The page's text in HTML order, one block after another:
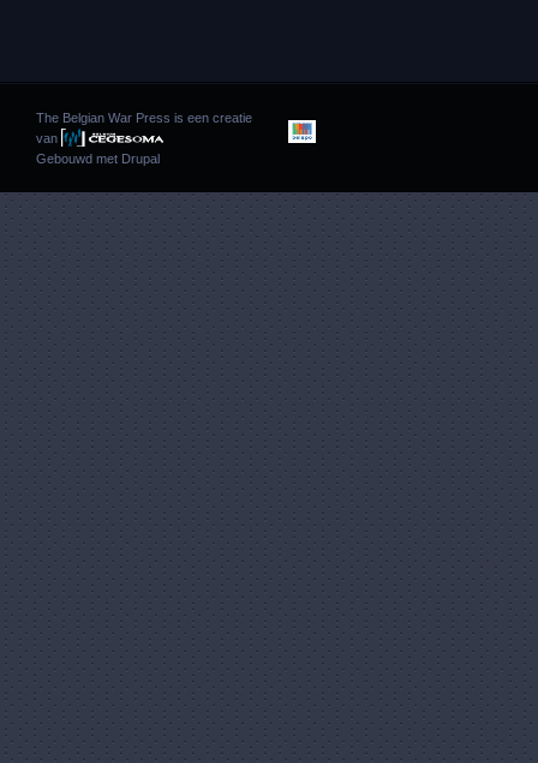
The Belgian War Press is een creatie
van
Gebouwd met Drupal